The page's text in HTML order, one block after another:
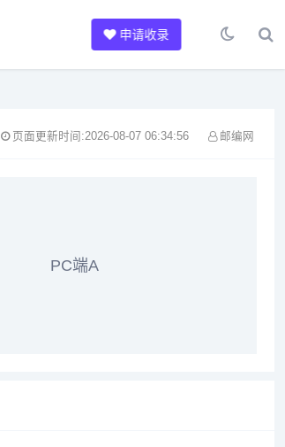
申请收录
页面更新时间:2026-08-07 06:34:56 邮编网
PC端A